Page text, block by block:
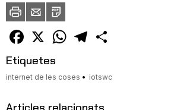
ImprimirEnvia
un
amic
PDF
Facebook
X WhatsAppTelegram
Etiquetes
internet de les coses iotswc